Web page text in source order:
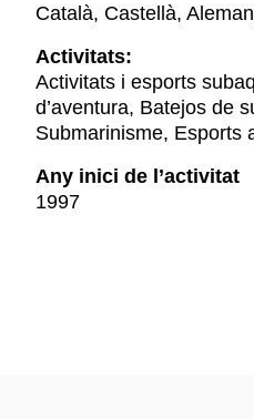
Català, Castellà,
Activitats:
Activitats i esports
d’aventura, Batejos de
Submarinisme, Esports
Any inici de l’activitat
1997